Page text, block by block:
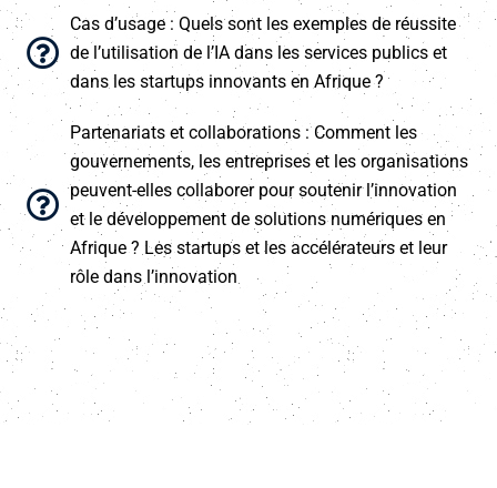
Cas d’usage : Quels sont les exemples de réussite
de l’utilisation de l’IA dans les services publics et
dans les startups innovants en Afrique ?
Partenariats et collaborations : Comment les
gouvernements, les entreprises et les organisations
peuvent-elles collaborer pour soutenir l’innovation
et le développement de solutions numériques en
Afrique ? Les startups et les accélérateurs et leur
rôle dans l’innovation